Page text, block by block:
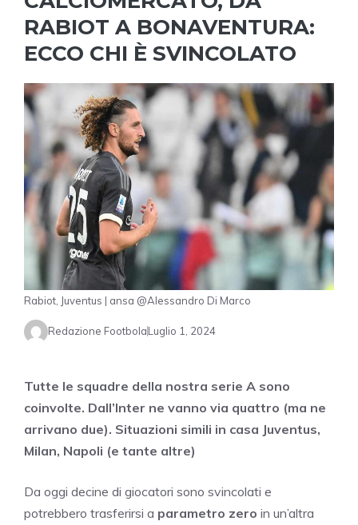
RABIOT A BONAVENTURA:
ECCO CHI È SVINCOLATO
Rabiot, Juventus | ansa @Alessandro Di Marco
Redazione FootbolaLuglio 1, 2024
Tutte le squadre della nostra serie A sono
coinvolte. Dall’Inter ne vanno via quattro (ma ne
arrivano due). Situazioni simili in casa Juventus,
Milan, Napoli (e tante altre)
Da oggi decine di giocatori sono svincolati e
potrebbero trasferirsi a parametro zero in un’altra